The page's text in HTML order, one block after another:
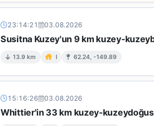
23:14:21 03.08.2026
Susitna Kuzey'un 9 km kuzey-
13.9 km I 62.24, -149.89
15:16:26 03.08.2026
Whittier'in 33 km kuzey-